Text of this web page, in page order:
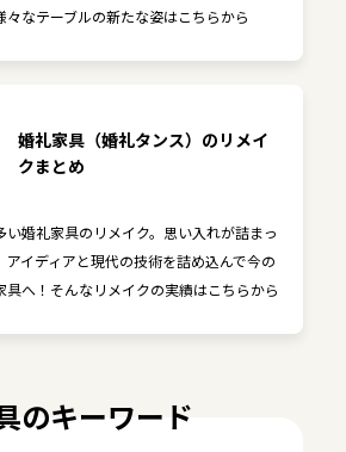
々なテーブルの新たな姿はこちらから
婚礼家具（婚礼タンス）のリメイ
クまとめ
い婚礼家具のリメイク。思い入れが詰まっ
アイディアと現代の技術を詰め込んで今の
具へ！そんなリメイクの実績はこちらから
のキーワード